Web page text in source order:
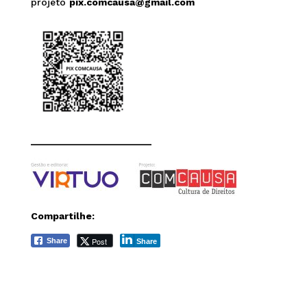
Compartilhe:
Share Post Share